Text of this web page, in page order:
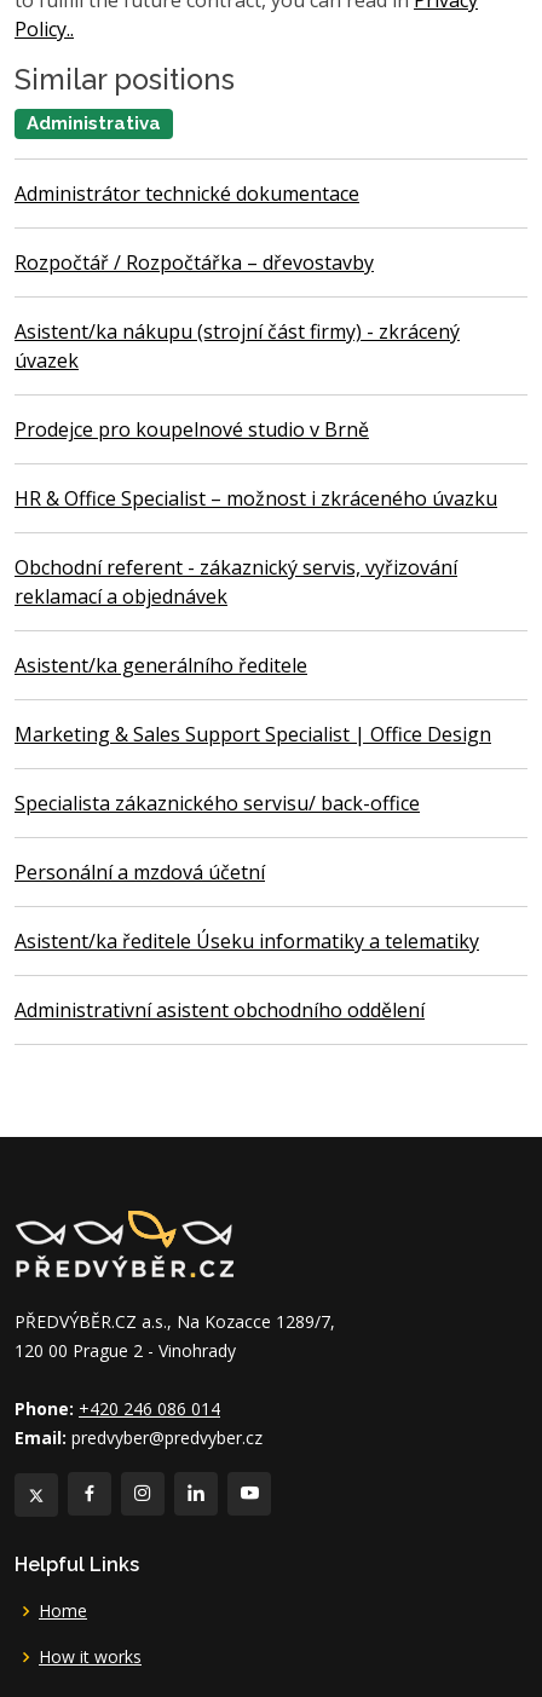
Policy..
Similar positions
Administrativa
Administrátor technické dokumentace
Rozpočtář / Rozpočtářka – dřevostavby
Asistent/ka nákupu (strojní část firmy) - zkrácený
úvazek
Prodejce pro koupelnové studio v Brně
HR & Office Specialist – možnost i zkráceného úvazku
Obchodní referent - zákaznický servis, vyřizování
reklamací a objednávek
Asistent/ka generálního ředitele
Marketing & Sales Support Specialist | Office Design
Specialista zákaznického servisu/ back-office
Personální a mzdová účetní
Asistent/ka ředitele Úseku informatiky a telematiky
Administrativní asistent obchodního oddělení
PŘEDVÝBĚR.CZ a.s., Na Kozacce 1289/7,
120 00 Prague 2 - Vinohrady
Phone: +420 246 086 014
Email: predvyber@predvyber.cz
Helpful Links
Home
How it works